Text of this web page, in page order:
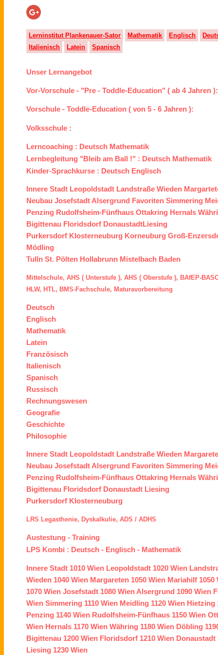
Lerninstitut Plankenauer-Sator Mathematik Englisch
Italienisch
Latein Spanisch
Unser Lernangebot
Vor-Vorschule - "Pre - Toddle-Education" ( ab 4 Jahren ):
Vorschule - Toddle-Education ( von 5 - 6 Jahren ):
Volksschule :
Lerncoaching : Deutsch Mathematik
Lernbegleitung "Bleib am Ball !" : Deutsch Mathematik
Kinder-Sprachkurse : Deutsch Englisch
Innere Stadt Leopoldstadt Landstraße Wieden
Neubau JosefstadtAlsergrund Favoriten Simmering
Penzing Rudolfsheim-Fünfhaus Ottakring Hernals
Bigittenau Floridsdorf DonaustadtLiesing
Purkersdorf Klosterneuburg Korneuburg Groß-
Mödling
Tulln St. Pölten Hollabrunn Mistelbach Baden
Mittelschule, AHS ( Unterstufe ), AHS ( Oberstufe ), BAfEP-
HLW, HTL, BMS-Fachschule, Maturavorbereitung
Deutsch
Englisch
Mathematik
Latein
Französisch
Italienisch
Spanisch
Russisch
Rechnungswesen
Geografie
Geschichte
Philosophie
Innere Stadt Leopoldstadt Landstraße Wieden
Neubau JosefstadtAlsergrund Favoriten Simmering
Penzing Rudolfsheim-Fünfhaus Ottakring Hernals
Bigittenau Floridsdorf Donaustadt Liesing
Purkersdorf Klosterneuburg
LRS Legasthenie, Dyskalkulie, ADS / ADHS
Austestung -Training
LPS Kombi : Deutsch - Englisch - Mathematik
Innere Stadt 1010 Wien Leopoldstadt 1020 Wien
Wieden 1040 Wien Margareten 1050 Wien Mariahilf 1050
1070 Wien Josefstadt 1080 WienAlsergrund 1090 Wien
Wien Simmering 1110 Wien Meidling 1120 Wien Hietzing
Penzing 1140 Wien Rudolfsheim-Fünfhaus 1150 Wien
Wien Hernals 1170 Wien Währing 1180 Wien Döbling
Bigittenau 1200 Wien Floridsdorf 1210 Wien Donaustadt
Liesing 1230 Wien